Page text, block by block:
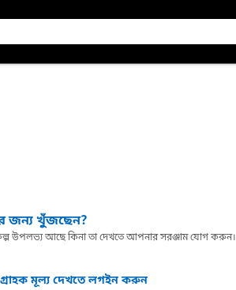
জন্য খুঁজছেন?
উপলভ্য আছে কিনা তা দেখতে আপনার সরঞ্জাম যোগ করুন।
মূল্য দেখতে লগইন করুন